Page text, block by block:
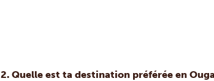
2. Quelle est ta destination préférée en